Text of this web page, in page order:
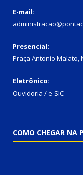
E-mail:
Presencial:
Praça Antonio Malato,
Eletrônico:
Ouvidoria / e-SIC
COMO CHEGAR NA